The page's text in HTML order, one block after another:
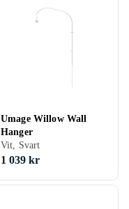
Umage Willow Wall
Hanger
Vit, Svart
1 039 kr